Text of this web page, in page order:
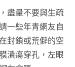
盡量不要與生疏
一些年青網友自
封鎖或荒僻的空
潰瘍穿孔，左眼